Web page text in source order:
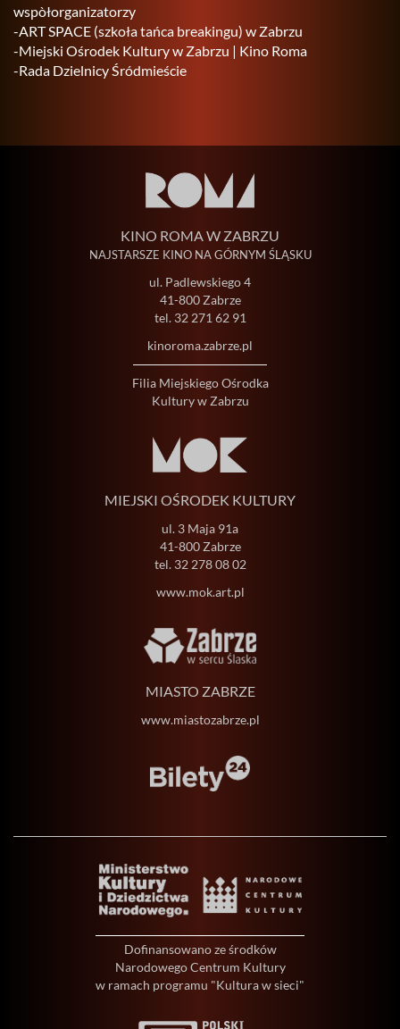
wspòłor­ga­ni­za­to­rzy
-ART SPACE (szko­ła tańca bre­akin­gu) w Za­brzu
-Miej­ski Ośro­dek Kul­tu­ry w Za­brzu | Kino Roma
-Rada Dziel­ni­cy Śród­mie­ście
KINO ROMA W ZABRZU
NAJSTARSZE KINO NA GÓRNYM ŚLĄSKU
ul. Padlewskiego 4
41-800 Zabrze
tel. 32 271 62 91
kinoroma.zabrze.pl
Filia Miejskiego Ośrodka
Kultury w Zabrzu
MIEJSKI OŚRODEK KULTURY
ul. 3 Maja 91a
41-800 Zabrze
tel. 32 278 08 02
www.mok.art.pl
MIASTO ZABRZE
www.miastozabrze.pl
Dofinansowano ze środków
Narodowego Centrum Kultury
w ramach programu "Kultura w sieci"